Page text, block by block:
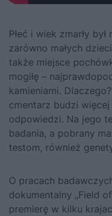
Płeć i wiek zmarły
zarówno małych
także miejsce
mogiłę –
kamieniami.
cmentarz budzi
odpowiedzi. Na jego
badania, a pobrany
testom, również
O pracach
dokumentalny „Field
premierę w kilku